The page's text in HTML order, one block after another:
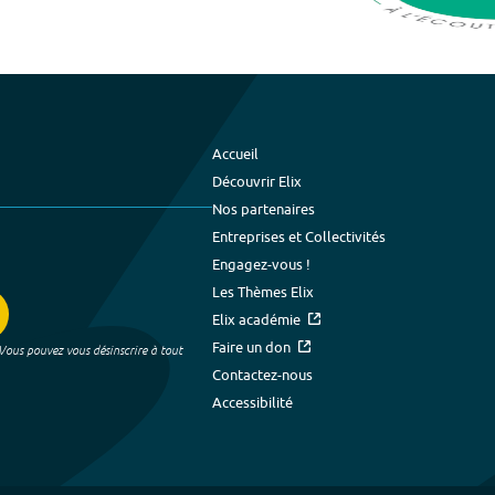
pouvez vous désinscrire à tout
Accueil
Découvrir Elix
Nos partenaires
Entreprises et Collectivités
Engagez-vous !
Les Thèmes Elix
Elix académie
Faire un don
Contactez-nous
Accessibilité